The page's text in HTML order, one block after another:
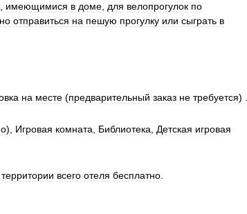
имеющимися в доме для велопрогулок по
отправиться на пешую прогулку или сыграть в
на месте (предварительный заказ не требуется) .
), Игровая комната Библиотека Детская игровая
территории всего отеля бесплатно